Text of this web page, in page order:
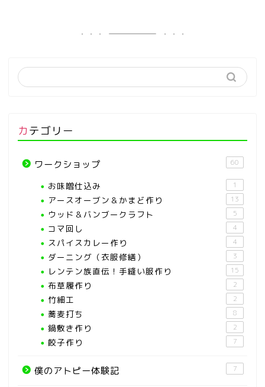
カテゴリー
ワークショップ 60
お味噌仕込み 1
アースオーブン＆かまど作り 13
ウッド＆バンブークラフト 5
コマ回し 4
スパイスカレー作り 4
ダーニング（衣服修繕） 3
レンテン族直伝！手縫い服作り 15
布草履作り 2
竹細工 2
蕎麦打ち 8
鍋敷き作り 2
餃子作り 7
僕のアトピー体験記 7